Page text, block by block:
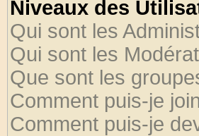
Niveaux des
Qui sont les
Qui sont les
Que sont les
Comment puis-je
Comment puis-je